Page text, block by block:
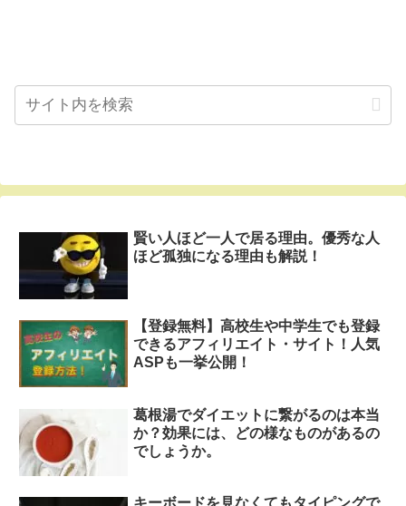
賢い人ほど一人で居る理由。優秀な人
ほど孤独になる理由も解説！
【登録無料】高校生や中学生でも登録
できるアフィリエイト・サイト！人気
ASPも一挙公開！
葛根湯でダイエットに繋がるのは本当
か？効果には、どの様なものがあるの
でしょうか。